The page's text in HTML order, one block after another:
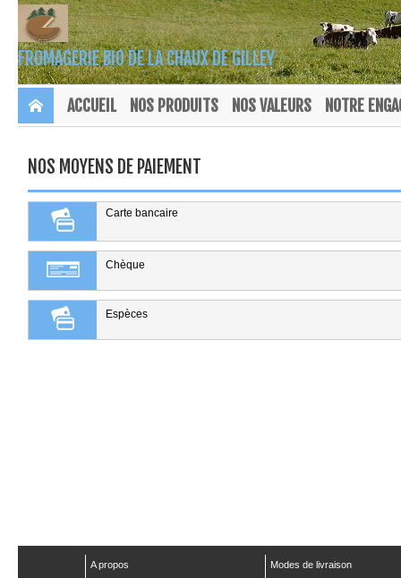
FROMAGERIE BIO DE LA CHAUX DE GILLEY
ACCUEIL NOS PRODUITS NOS VALEURS NOTRE
NOS MOYENS DE PAIEMENT
Carte bancaire
Chèque
Espèces
A propos
Modes de livraison